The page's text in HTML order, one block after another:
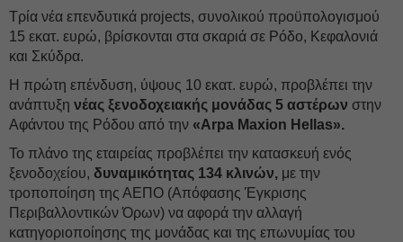
Τρία νέα επενδυτικά projects, συνολικού προϋπολογισμού
15 εκατ. ευρώ, βρίσκονται στα σκαριά σε Ρόδο, Κεφαλονιά
και Σκύδρα.
Η πρώτη επένδυση, ύψους 10 εκατ. ευρώ, προβλέπει την
ανάπτυξη νέας ξενοδοχειακής μονάδας 5 αστέρων στην
Αφάντου της Ρόδου από την «Arpa Maxion Hellas».
Το πλάνο της εταιρείας προβλέπει την κατασκευή ενός
ξενοδοχείου, δυναμικότητας 134 κλινών, με την
τροποποίηση της ΑΕΠΟ (Απόφασης Έγκρισης
Περιβαλλοντικών Όρων) να αφορά την αλλαγή
κατηγοριοποίησης της μονάδας και της επωνυμίας του